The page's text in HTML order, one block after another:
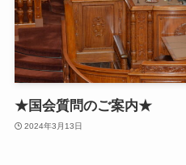
★国会質問のご案内★
2024年3月13日